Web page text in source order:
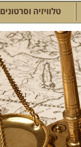
טלוויזיה וסרטונים